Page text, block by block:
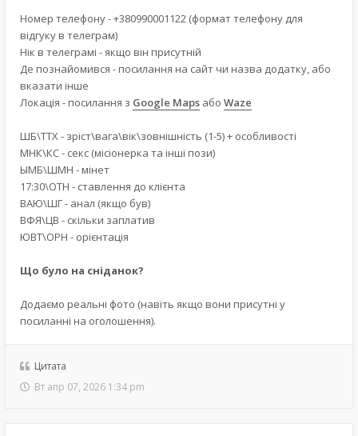
Номер телефону - +380990001122 (формат телефону для
відгуку в телеграм)
Нік в телеграмі - якщо він присутній
Де познайомився - посилання на сайт чи назва додатку, або
вказати інше
Локація - посилання з Google Maps або Waze
ШБ\ТТХ - зріст\вага\вік\зовнішність (1-5) + особливості
МНК\КС - секс (місіонерка та інші пози)
ЫМБ\ШМН - мінет
17:30\ОТН - ставлення до клієнта
ВАЮ\ШГ - анал (якщо був)
ВФЯ\ЦВ - скільки заплатив
ЮВТ\ОРН - орієнтація
Що було на сніданок?
Додаємо реальні фото (навіть якщо вони присутні у
посиланні на оголошення).
Цитата
Вт апр 07, 2026 1:34 pm